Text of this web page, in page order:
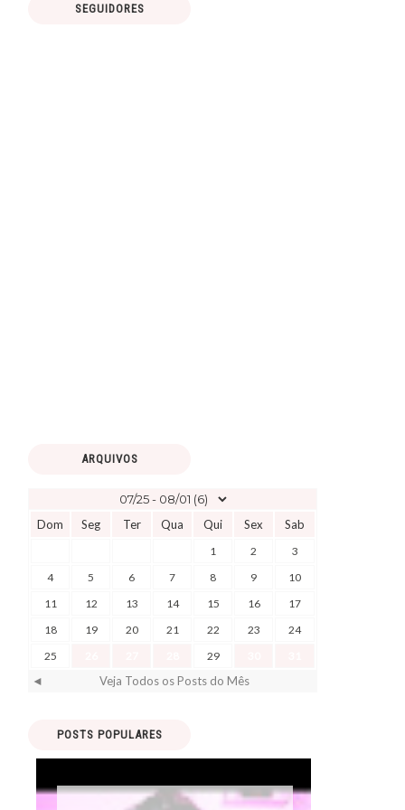
SEGUIDORES
ARQUIVOS
Dom Seg Ter Qua Qui Sex Sab
1 2
3
4
5 6 7 8 9
10
11
12 13 14 15 16
17
18
19 20 21 22 23
24
25
29
◄ Veja Todos os Posts do Mês
POSTS POPULARES